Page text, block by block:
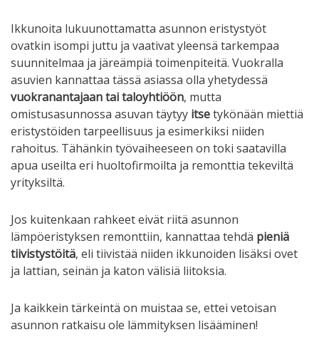
Ikkunoita lukuunottamatta asunnon eristystyöt
ovatkin isompi juttu ja vaativat yleensä tarkempaa
suunnitelmaa ja järeämpiä toimenpiteitä. Vuokralla
asuvien kannattaa tässä asiassa olla yhetydessä
vuokranantajaan tai taloyhtiöön, mutta
omistusasunnossa asuvan täytyy itsetykönään miettiä
eristystöiden tarpeellisuus ja esimerkiksi niiden
rahoitus. Tähänkin työvaiheeseen on toki saatavilla
apua useilta eri huoltofirmoilta ja remonttia tekeviltä
yrityksiltä.
Jos kuitenkaan rahkeet eivät riitä asunnon
lämpöeristyksen remonttiin, kannattaa tehdä pieniä
tiivistystöitä, eli tiivistää niiden ikkunoiden lisäksi ovet
ja lattian, seinän ja katon välisiä liitoksia.
Ja kaikkein tärkeintä on muistaa se, ettei vetoisan
asunnon ratkaisu ole lämmityksen lisääminen!